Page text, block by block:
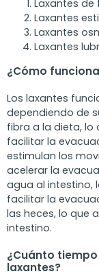
Laxantes de
Laxantes
Laxantes
Laxantes
¿Cómo
Los laxantes
dependiendo de
fibra a la dieta, lo
facilitar la
estimulan los
acelerar la
agua al intestino,
facilitar la
las heces, lo que
intestino.
¿Cuánto
laxantes?